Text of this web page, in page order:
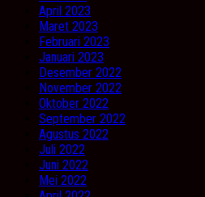
April 2023
Maret 2023
Februari 2023
Januari 2023
Desember 2022
November 2022
Oktober 2022
September 2022
Agustus 2022
Juli 2022
Juni 2022
Mei 2022